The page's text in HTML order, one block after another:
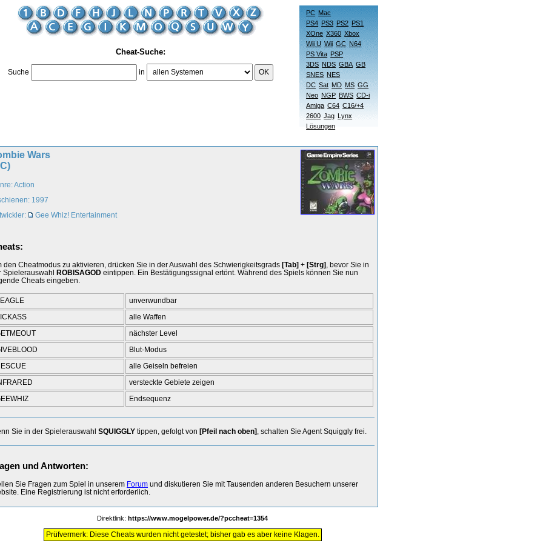
Cheat-Suche:
Suche in OK
PC Mac
PS4 PS3 PS2 PS1
XOne X360 Xbox
Wii U Wii GC N64
PS Vita PSP
3DS NDS GBA GB
SNES NES
DC Sat MD MS GG
Neo NGP BWS CD-i
Amiga C64 C16/+4
2600 Jag Lynx
Lösungen
Wars
Action
1997
Gee Whiz! Entertainment
den Cheatmodus zu aktivieren, drücken Sie in der Auswahl des Schwierigkeitsgrads [Tab] + [Strg] , bevor Sie in
Spielerauswahl
ROBISAGOD eintippen. Ein Bestätigungssignal ertönt. Während des Spiels können Sie nun
Cheats eingeben.
unverwundbar
alle Waffen
nächster Level
Blut-Modus
alle Geiseln befreien
versteckte Gebiete zeigen
Endsequenz
Sie in der Spielerauswahl SQUIGGLY tippen, gefolgt von [Pfeil nach oben] , schalten Sie Agent Squiggly frei.
und Antworten:
Sie Fragen zum Spiel in unserem Forum und diskutieren Sie mit Tausenden anderen Besuchern unserer
Eine Registrierung ist nicht erforderlich.
Direktlink: https://www.mogelpower.de/?pccheat=1354
Prüfvermerk: Diese Cheats wurden nicht getestet; bisher gab es aber keine Klagen.